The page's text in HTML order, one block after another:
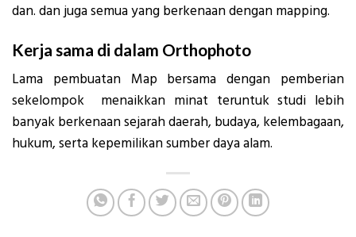
dan. dan juga semua yang berkenaan dengan mapping.
Kerja sama di dalam Orthophoto
Lama pembuatan Map bersama dengan pemberian
sekelompok menaikkan minat teruntuk studi lebih
banyak berkenaan sejarah daerah, budaya, kelembagaan,
hukum, serta kepemilikan sumber daya alam.